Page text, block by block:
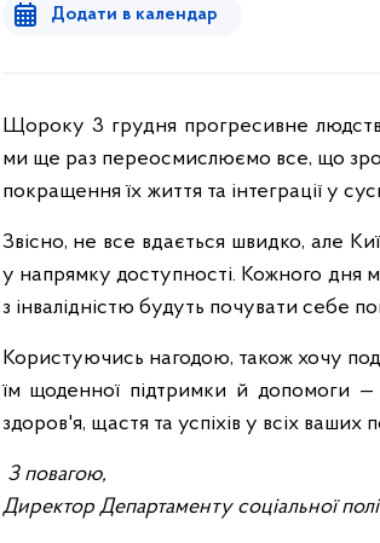
Додати в календар
Щороку 3 грудня прогресивне
ми ще раз переосмислюємо все, що
покращення їх життя та інтеграції у
Звісно, не все вдається швидко, але
у напрямку доступності. Кожного дня
з інвалідністю будуть почувати себе
Користуючись нагодою, також хочу
їм щоденної підтримки й допомоги —
здоров'я, щастя та успіхів у всіх ваших
З повагою,
Директор Департаменту соціальної